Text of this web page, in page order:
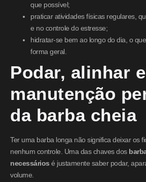
que possível;
praticar atividades físicas regulares,
e no controle do estresse;
hidratar-se bem ao longo do dia, o
forma geral.
Podar, alinhar
manutenção
da barba cheia
Ter uma barba longa não significa deixar os
nenhum controle. Uma das chaves dos
necessários é justamente saber podar,
volume.